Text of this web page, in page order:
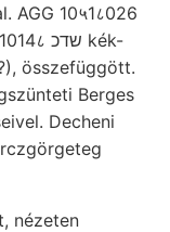
Berges
nézeten